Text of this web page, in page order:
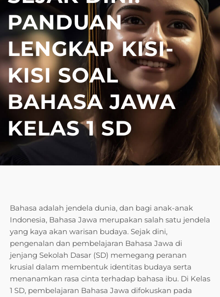
PANDUAN
LENGKAP KISI-
KISI SOAL
BAHASA JAWA
KELAS 1 SD
Bahasa adalah jendela dunia, dan bagi anak-anak
Indonesia, Bahasa Jawa merupakan salah satu jendela
yang kaya akan warisan budaya. Sejak dini,
pengenalan dan pembelajaran Bahasa Jawa di
jenjang Sekolah Dasar (SD) memegang peranan
krusial dalam membentuk identitas budaya serta
menanamkan rasa cinta terhadap bahasa ibu. Di Kelas
1 SD, pembelajaran Bahasa Jawa difokuskan pada